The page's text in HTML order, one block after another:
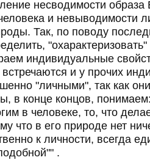
несводимости образа
и невыводимости
Так, по поводу
индивидуальные
и у прочих
"личными", так как
в конце концов, понимаем:
в человеке, то, что
что в его природе нет
к личности, всегда
.